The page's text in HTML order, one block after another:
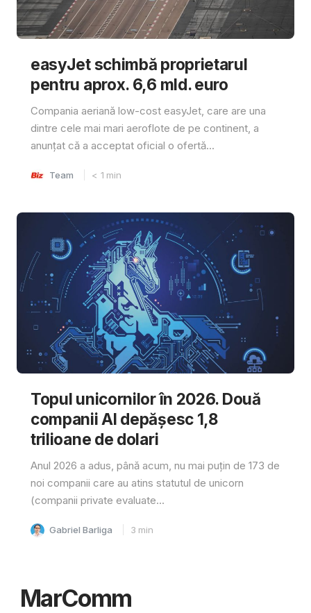
easyJet schimbă proprietarul
pentru aprox. 6,6 mld. euro
Compania aeriană low-cost easyJet, care are una
dintre cele mai mari aeroflote de pe continent, a
anunțat că a acceptat oficial o ofertă...
Team < 1 min
Topul unicornilor în 2026. Două
companii AI depășesc 1,8
trilioane de dolari
Anul 2026 a adus, până acum, nu mai puțin de 173 de
noi companii care au atins statutul de unicorn
(companii private evaluate...
Gabriel Barliga 3 min
MarComm